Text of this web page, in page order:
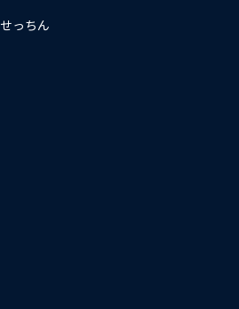
っちん